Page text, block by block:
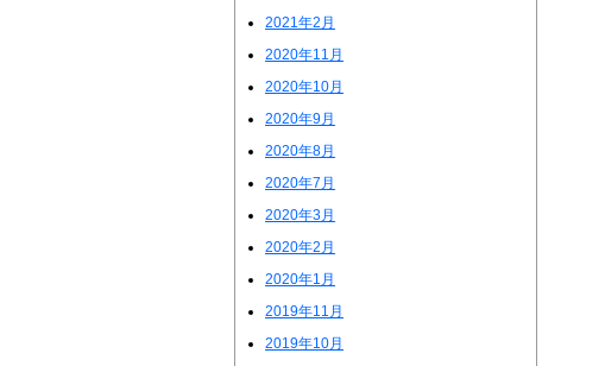
2021年2月
2020年11月
2020年10月
2020年9月
2020年8月
2020年7月
2020年3月
2020年2月
2020年1月
2019年11月
2019年10月